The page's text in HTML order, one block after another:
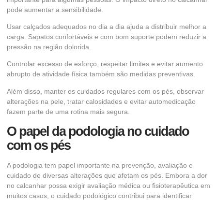
pode aumentar a sensibilidade.
Usar calçados adequados no dia a dia ajuda a distribuir melhor a
carga. Sapatos confortáveis e com bom suporte podem reduzir a
pressão na região dolorida.
Controlar excesso de esforço, respeitar limites e evitar aumento
abrupto de atividade física também são medidas preventivas.
Além disso, manter os cuidados regulares com os pés, observar
alterações na pele, tratar calosidades e evitar automedicação
fazem parte de uma rotina mais segura.
O papel da podologia no cuidado
com os pés
A podologia tem papel importante na prevenção, avaliação e
cuidado de diversas alterações que afetam os pés. Embora a dor
no calcanhar possa exigir avaliação médica ou fisioterapêutica em
muitos casos, o cuidado podológico contribui para identificar